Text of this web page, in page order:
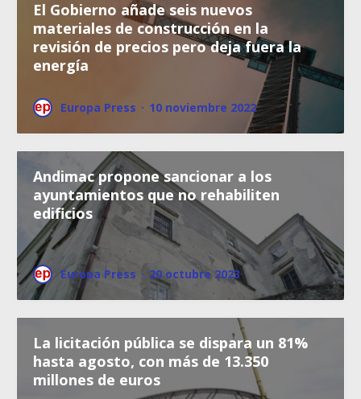
El Gobierno añade seis nuevos
materiales de construcción en la
revisión de precios pero deja fuera la
energía
Europa Press · 10 noviembre 2022
Andimac propone sancionar a los
ayuntamientos que no rehabiliten
edificios
Europa Press · 20 octubre 2023
La licitación pública se dispara un 81%
hasta agosto, con más de 13.350
millones de euros